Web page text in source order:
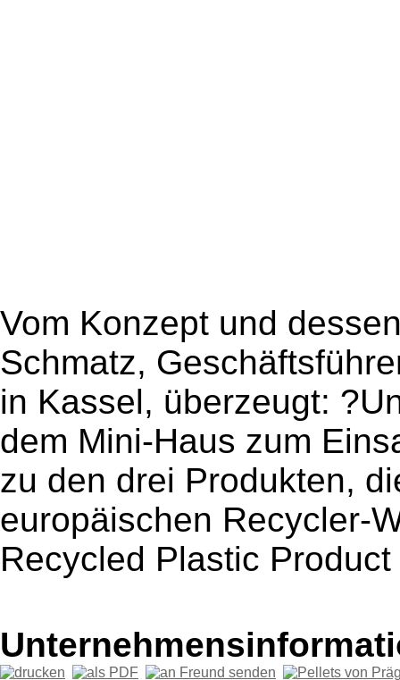
Vom Konzept und
Schmatz,
in Kassel, überzeugt:
dem Mini-Haus zum
zu den drei Produkten,
europäischen Recycler-
Recycled Plastic